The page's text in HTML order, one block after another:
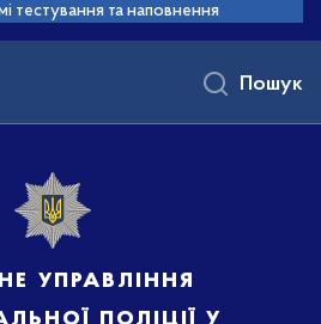
тестування та наповнення
управління
поліції у
Пошук